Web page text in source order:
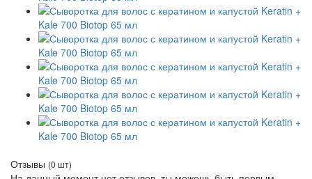
Отзывы (0 шт)